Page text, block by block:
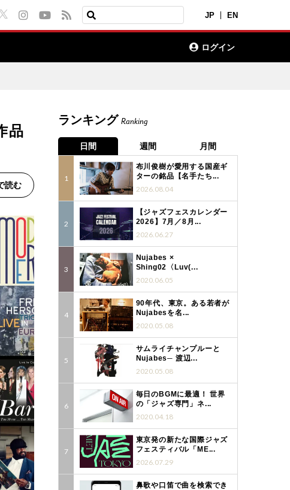
JP EN
ログイン
品
読む
ランキング Ranking
日間 週間 月間
布川俊樹が愛用する国産ギ
ターの銘品【名手たち...
2026.08.04
【ジャズフェスカレンダー
2026】7月／8月...
2026.06.27
Nujabes ×
Shing02〈Luv(...
2020.06.05
90年代、東京。ある若者が
Nujabesを名...
2020.05.08
サムライチャンプルーと
Nujabes─ 渡辺...
2020.05.08
毎日のBGMに最適！ 世界
の「ジャズ専門」ネ...
2020.04.18
東京発の新たな国際ジャズ
フェスティバル「ME...
2026.07.29
鼻歌や口笛で曲を検索でき